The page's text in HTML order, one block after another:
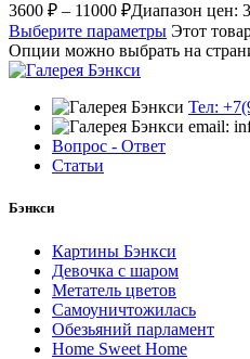
3600 ₽ – 11000 ₽Диапазон цен:
Выберите параметры Этот
Опции можно выбрать на
Тел:
email:
Вопрос - Ответ
Статьи
Бэнкси
Картины Бэнкси
Девочка с шаром
Метатель цветов
Самоуничтожилась
Обезьяний парламент
Home Sweet Home